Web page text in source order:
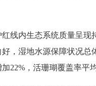
红线内生态系统质量呈
，湿地水源保障状况
22%，活珊瑚覆盖率平